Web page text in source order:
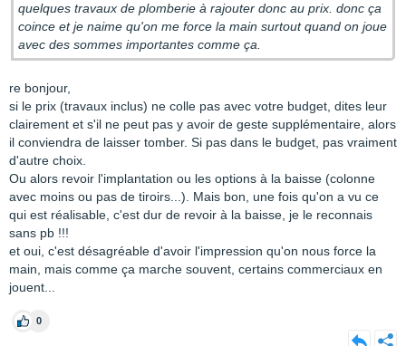
quelques travaux de plomberie à rajouter donc au prix. donc ça
coince et je naime qu'on me force la main surtout quand on joue
avec des sommes importantes comme ça.
re bonjour,
si le prix (travaux inclus) ne colle pas avec votre budget, dites leur
clairement et s'il ne peut pas y avoir de geste supplémentaire, alors
il conviendra de laisser tomber. Si pas dans le budget, pas vraiment
d'autre choix.
Ou alors revoir l'implantation ou les options à la baisse (colonne
avec moins ou pas de tiroirs...). Mais bon, une fois qu'on a vu ce
qui est réalisable, c'est dur de revoir à la baisse, je le reconnais
sans pb !!!
et oui, c'est désagréable d'avoir l'impression qu'on nous force la
main, mais comme ça marche souvent, certains commerciaux en
jouent...
0